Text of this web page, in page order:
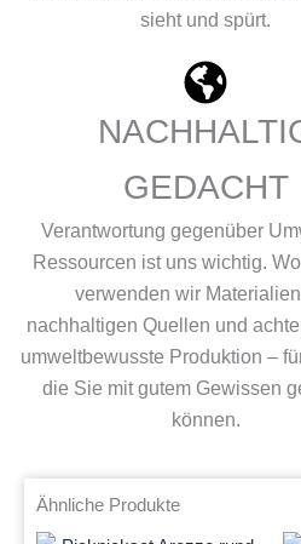
sieht und spürt.
GEDACHT
Verantwortung gegenüber
Ressourcen ist uns wichtig.
verwenden wir
nachhaltigen Quellen und
umweltbewusste Produktion –
die Sie mit gutem Gewissen
können.
Ähnliche Produkte